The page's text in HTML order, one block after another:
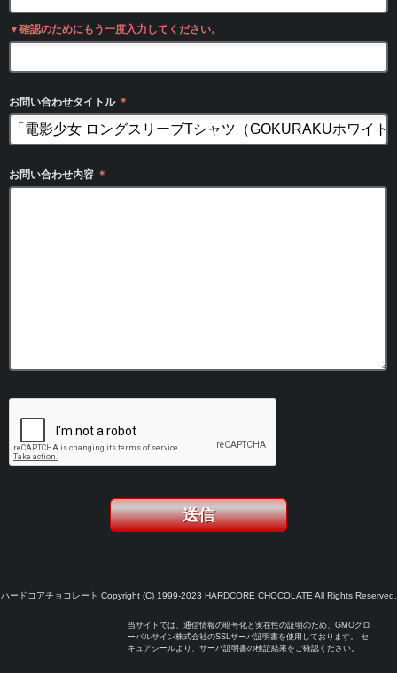
▼確認のためにもう一度入力してください。
お問い合わせタイトル ＊
お問い合わせ内容 ＊
ハードコアチョコレート Copyright (C) 1999-2023 HARDCORE CHOCOLATE All Rights Reserved.
当サイトでは、通信情報の暗号化と実在性の証明のため、GMOグロ
ーバルサイン株式会社のSSLサーバ証明書を使用しております。 セ
キュアシールより、サーバ証明書の検証結果をご確認ください。